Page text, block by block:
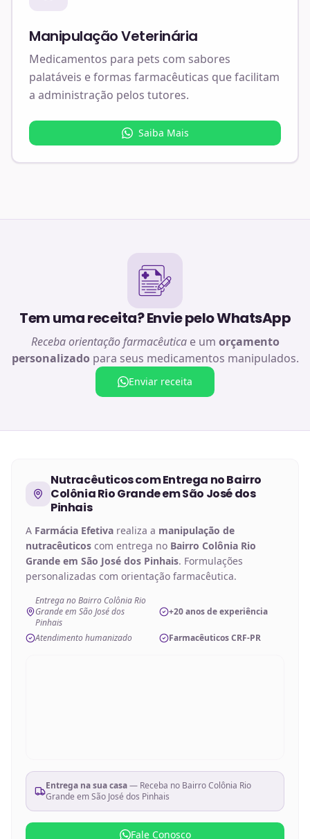
Manipulação Veterinária
Medicamentos para pets com sabores
palatáveis e formas farmacêuticas que facilitam
a administração pelos tutores.
Saiba Mais
Tem uma receita? Envie pelo WhatsApp
Receba orientação farmacêuticae um orçamento
personalizado para seus medicamentos manipulados.
Enviar receita
Nutracêuticoscom Entrega noBairro
Colônia Rio Grande em São José dos
Pinhais
A Farmácia Efetiva realiza a manipulação de
nutracêuticos com entrega no Bairro Colônia Rio
Grande em São José dos Pinhais. Formulações
personalizadas com orientação farmacêutica.
Entrega no Bairro Colônia Rio
Grande em São José dos
Pinhais
+20 anos de experiência
Atendimento humanizado Farmacêuticos CRF-PR
Entrega na sua casa— Receba no Bairro Colônia Rio
Grande em São José dos Pinhais
Fale Conosco